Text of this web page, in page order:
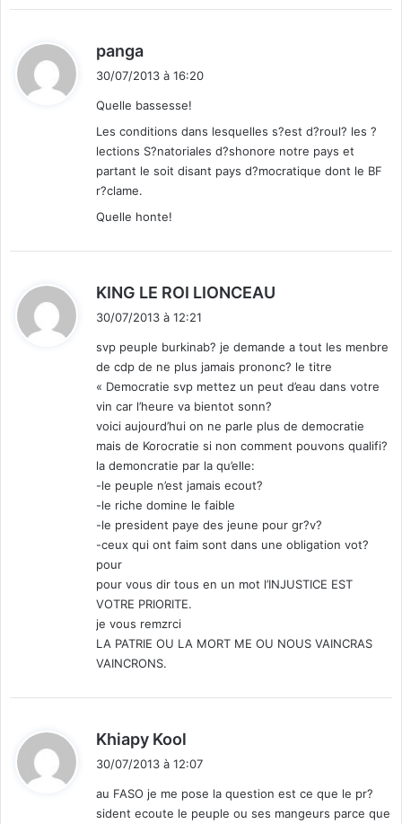
panga
:
30/07/2013 à 16:20
Quelle bassesse!
Les conditions dans lesquelles s?est d?roul? les ?
lections S?natoriales d?shonore notre pays et
partant le soit disant pays d?mocratique dont le BF
r?clame.
Quelle honte!
KING LE ROI LIONCEAU
:
30/07/2013 à 12:21
svp peuple burkinab? je demande a tout les menbre
de cdp de ne plus jamais prononc? le titre
« Democratie svp mettez un peut d’eau dans votre
vin car l’heure va bientot sonn?
voici aujourd’hui on ne parle plus de democratie
mais de Korocratie si non comment pouvons qualifi?
la demoncratie par la qu’elle:
-le peuple n’est jamais ecout?
-le riche domine le faible
-le president paye des jeune pour gr?v?
-ceux qui ont faim sont dans une obligation vot?
pour
pour vous dir tous en un mot l’INJUSTICE EST
VOTRE PRIORITE.
je vous remzrci
LA PATRIE OU LA MORT ME OU NOUS VAINCRAS
VAINCRONS.
Khiapy Kool
30/07/2013 à 12:07
au FASO je me pose la question est ce que le pr?
sident ecoute le peuple ou ses mangeurs parce que